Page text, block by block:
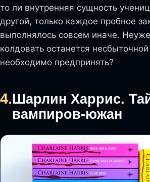
то ли внутренняя сущность
другой, только каждое пробное
выполнялось совсем иначе.
колдовать останется
необходимо предпринять?
4.Шарлин Харрис.
вампиров-южан